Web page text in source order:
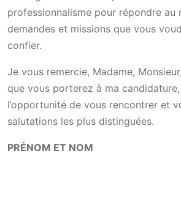
professionnalisme pour répondre au
demandes et missions que vous
confier.
Je vous remercie, Madame,
que vous porterez à ma candidature,
l’opportunité de vous rencontrer et
salutations les plus distinguées.
PRÉNOM ET NOM